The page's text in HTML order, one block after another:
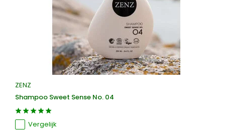
ZENZ
Shampoo Sweet Sense No. 04
Vergelijk